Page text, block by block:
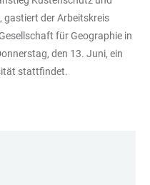
der Arbeitskreis
für Geographie in
den 13. Juni, ein
stattfindet.